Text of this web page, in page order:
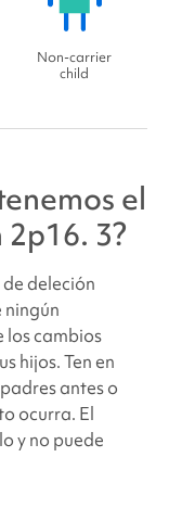
Non-carrier
child
el
2p16. 3?
deleción
ningún
los cambios
hijos. Ten en
antes o
ocurra. El
y no puede